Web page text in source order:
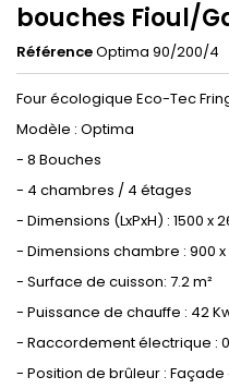
bouches Fioul/
RéférenceOptima 90/200/4
Four écologique Eco-Tec
Modèle : Optima
- 8 Bouches
- 4 chambres / 4 étages
- Dimensions (LxPxH) : 1500 x
- Dimensions chambre : 900
- Surface de cuisson: 7.2 m²
- Puissance de chauffe : 42
- Raccordement électrique :
- Position de brûleur : Façade